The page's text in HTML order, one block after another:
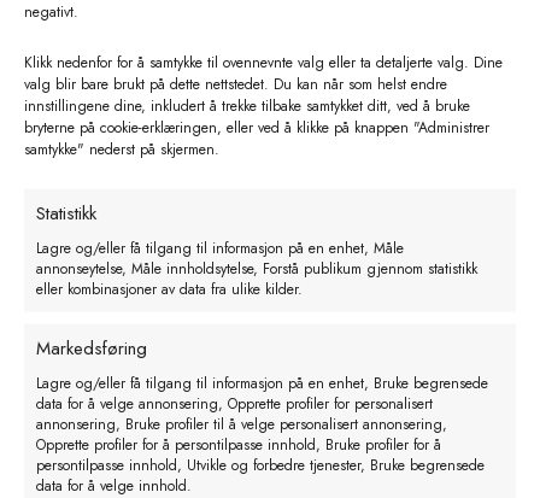
negativt.
Klikk nedenfor for å samtykke til ovennevnte valg eller ta detaljerte valg. Dine
valg blir bare brukt på dette nettstedet. Du kan når som helst endre
innstillingene dine, inkludert å trekke tilbake samtykket ditt, ved å bruke
bryterne på cookie-erklæringen, eller ved å klikke på knappen "Administrer
samtykke" nederst på skjermen.
Statistikk
Lagre og/eller få tilgang til informasjon på en enhet, Måle
annonseytelse, Måle innholdsytelse, Forstå publikum gjennom statistikk
eller kombinasjoner av data fra ulike kilder.
Markedsføring
Lagre og/eller få tilgang til informasjon på en enhet, Bruke begrensede
data for å velge annonsering, Opprette profiler for personalisert
annonsering, Bruke profiler til å velge personalisert annonsering,
Opprette profiler for å persontilpasse innhold, Bruke profiler for å
persontilpasse innhold, Utvikle og forbedre tjenester, Bruke begrensede
data for å velge innhold.
AKO Gjerde tilkoblingskabel. rød.
100 cm. M8 metalløye
Legg i handlekurv